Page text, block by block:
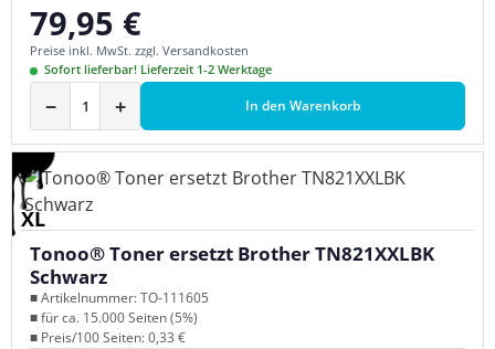
Regulärer Preis:
79,95 €
Preise inkl. MwSt. zzgl. Versandkosten
Sofort lieferbar! Lieferzeit 1-2 Werktage
− + In den Warenkorb
XL
Tonoo® Toner ersetzt Brother TN821XXLBK
Schwarz
■ Artikelnummer: TO-111605
■ für ca. 15.000 Seiten (5%)
■ Preis/100 Seiten: 0,33 €